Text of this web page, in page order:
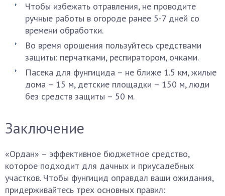
Чтобы избежать отравления, не проводите
ручные работы в огороде ранее 5-7 дней со
времени обработки.
Во время орошения пользуйтесь средствами
защиты: перчатками, респиратором, очками.
Пасека для фунгицида – не ближе 1.5 км, жилые
дома – 15 м, детские площадки – 150 м, люди
без средств защиты – 50 м.
Заключение
«Ордан» – эффективное бюджетное средство,
которое подходит для дачных и приусадебных
участков. Чтобы фунгицид оправдал ваши ожидания,
придерживайтесь трех основных правил: